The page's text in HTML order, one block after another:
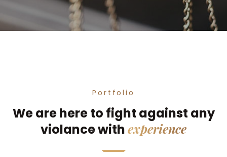
Portfolio
We are here to fight against any
violance withexperience